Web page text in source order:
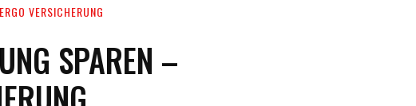
VERSICHERUNG
SPAREN –